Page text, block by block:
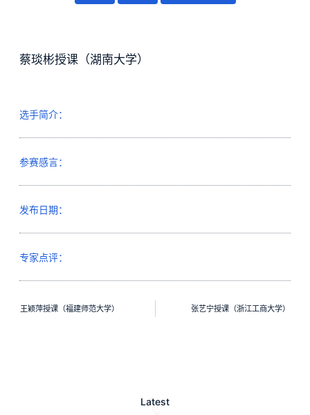
蔡琰彬授课（湖南大学）
选手简介：
参赛感言：
发布日期：
专家点评：
王颖萍授课（福建师范大学） 张艺宁授课（浙江工商大学）
Latest